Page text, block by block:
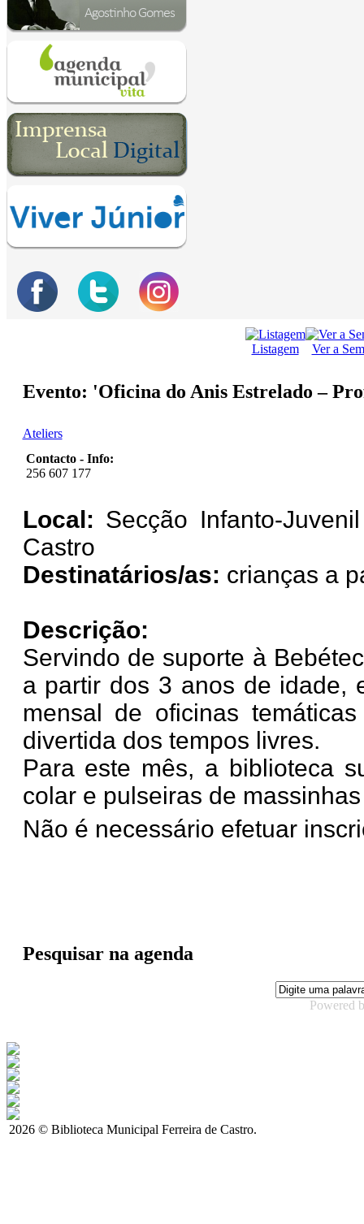
Listagem Ver a
Evento: 'Oficina do Anis Estrelado –
Ateliers
Contacto - Info:
256 607 177
Local: Secção Infanto-
Castro
Destinatários/as: crianças a
Descrição:
Servindo de suporte à
a partir dos 3 anos de idade,
mensal de oficinas
divertida dos tempos livres.
Para este mês, a biblioteca
colar e pulseiras de
Não é necessário efetuar
Pesquisar na agenda
Powered
2026 © Biblioteca Municipal Ferreira de Castro.